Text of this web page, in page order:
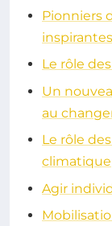
Pionniers
inspirantes
Le rôle
Un
au
Le rôle
climatique
Agir